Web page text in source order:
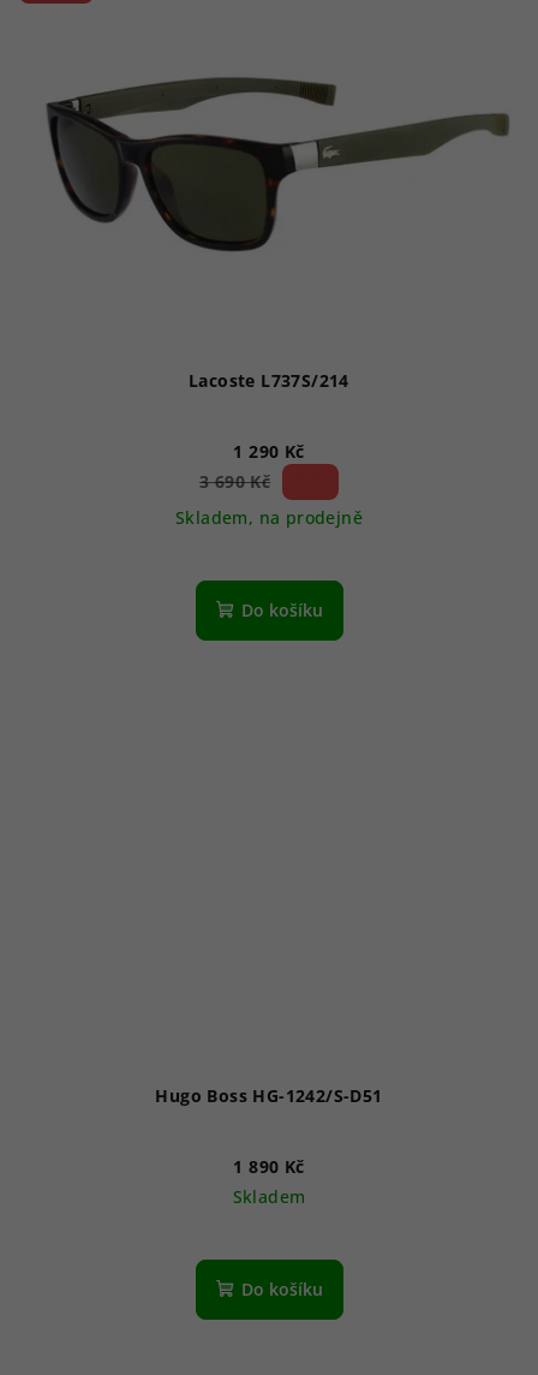
Lacoste L737S/214
1 290 Kč
3 690 Kč
Skladem, na prodejně
Do košíku
Hugo Boss HG-1242/S-D51
1 890 Kč
Skladem
Do košíku